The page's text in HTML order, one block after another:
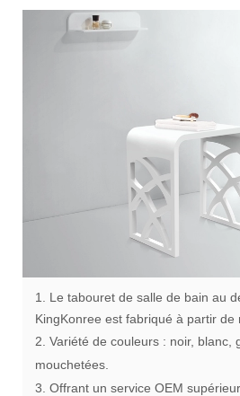
1. Le tabouret de salle de bain au
KingKonree est fabriqué à partir de
2. Variété de couleurs : noir, blanc,
mouchetées.
3. Offrant un service OEM